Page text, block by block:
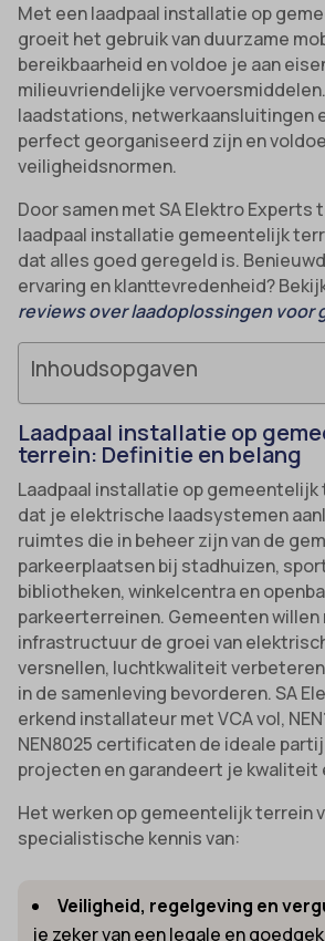
Met een laadpaal installatie op
groeit het gebruik van duurzame
bereikbaarheid en voldoe je aan
milieuvriendelijke
laadstations, netwerkaansluitingen
perfect georganiseerd zijn en
veiligheidsnormen.
Door samen met SA Elektro Experts
laadpaal installatie gemeentelijk
dat alles goed geregeld is.
ervaring en klanttevredenheid?
reviews over laadoplossingen voor
Inhoudsopgaven
Laadpaal installatie op
terrein: Definitie en belang
Laadpaal installatie op
dat je elektrische laadsystemen
ruimtes die in beheer zijn van de
parkeerplaatsen bij stadhuizen,
bibliotheken, winkelcentra en
parkeerterreinen. Gemeenten willen
infrastructuur de groei van
versnellen, luchtkwaliteit
in de samenleving bevorderen. SA
erkend installateur met VCA vol,
NEN8025 certificaten de ideale
projecten en garandeert je
Het werken op gemeentelijk terrein
specialistische kennis van:
Veiligheid, regelgeving en
je zeker van een legale en